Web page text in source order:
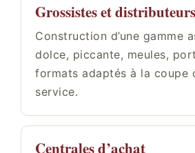
Grossistes et distributeurs
Construction d’une gamme
dolce, piccante, meules,
formats adaptés à la coupe
service.
Centrales d’achat